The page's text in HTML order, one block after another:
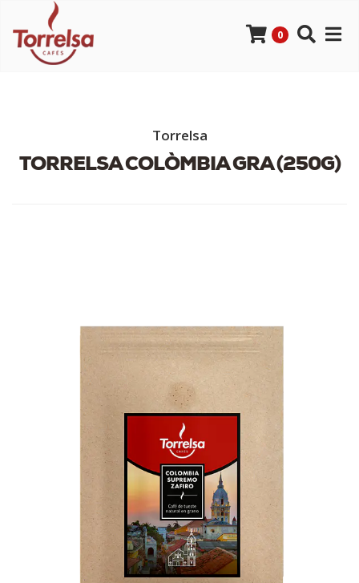
0
Torrelsa
TORRELSA COLÒMBIA GRA (250G)